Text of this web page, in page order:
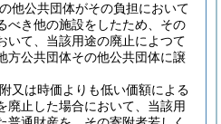
他公共団体がその負担において
べき他の施設をしたため、その
いて、当該用途の廃止によつて
方公共団体その他公共団体に譲
又は時価よりも低い価額による
廃止した場合において、当該用